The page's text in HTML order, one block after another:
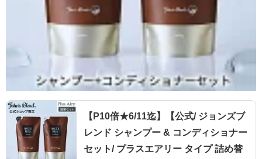
【P10倍★6/11迄】【公式/ ジョンズブ
レンド シャンプー & コンディショナー
セット/ プラスエアリー タイプ 詰め替